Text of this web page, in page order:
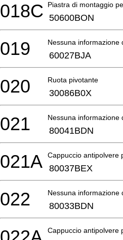
Piastra di montaggio
018C 50600BON
Nessuna informazione
019 60027BJA
Ruota pivotante
020 30086B0X
Nessuna informazione
021 80041BDN
Cappuccio antipolvere
021A 80037BEX
Nessuna informazione
022 80033BDN
Cappuccio antipolvere